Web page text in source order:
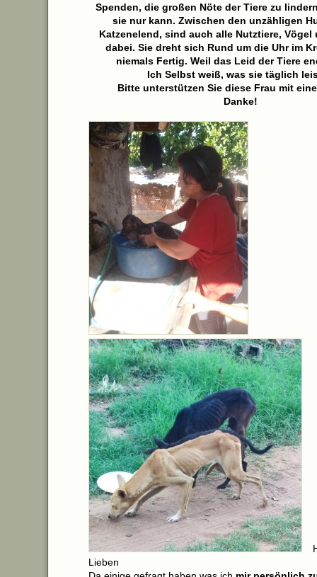
Spenden, die großen Nöte der Tiere zu
sie nur kann. Zwischen den unzähligen
Katzenelend, sind auch alle Nutztiere, Vögel
dabei. Sie dreht sich Rund um die Uhr im
niemals Fertig. Weil das Leid der Tiere
Ich Selbst weiß, was sie täglich
Bitte unterstützen Sie diese Frau mit
Danke!
Lieben